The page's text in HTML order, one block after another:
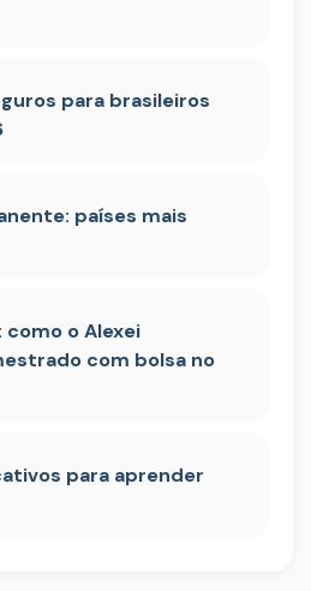
para brasileiros
países mais
o Alexei
com bolsa no
para aprender